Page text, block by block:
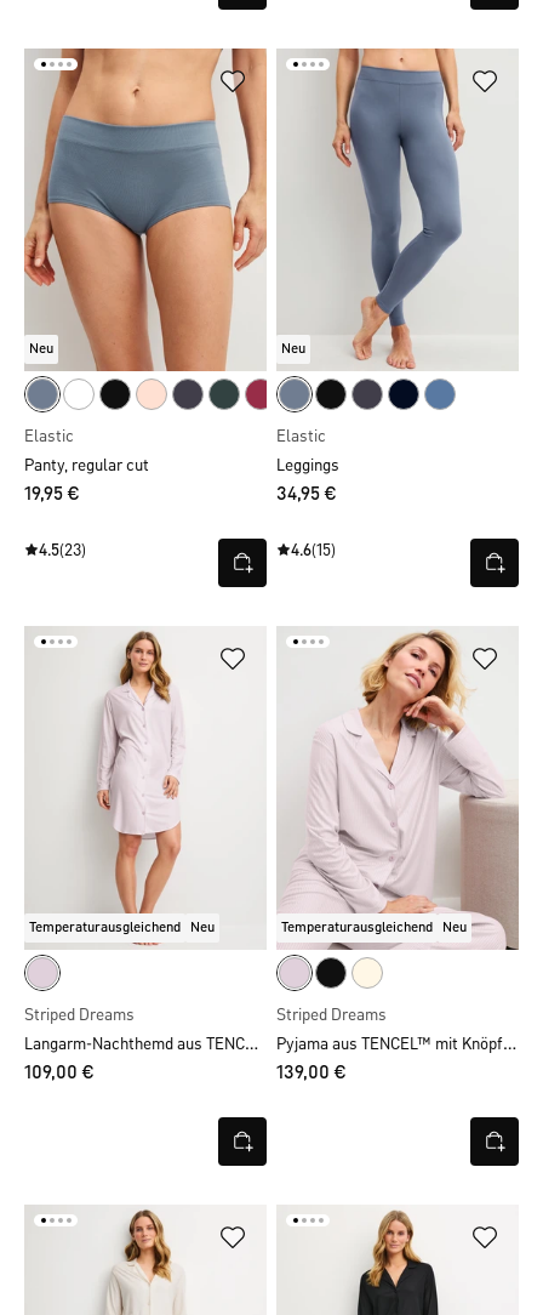
Neu
Elastic
Panty, regular cut
19,95 €
4.5(23)
Neu
Elastic
Leggings
34,95 €
4.6(15)
Temperaturausgleichend Neu
Striped Dreams
Langarm-Nachthemd aus TENCEL™, Länge 95 cm
109,00 €
Temperaturausgleichend Neu
Striped Dreams
Pyjama aus TENCEL™ mit Knöpfen
139,00 €